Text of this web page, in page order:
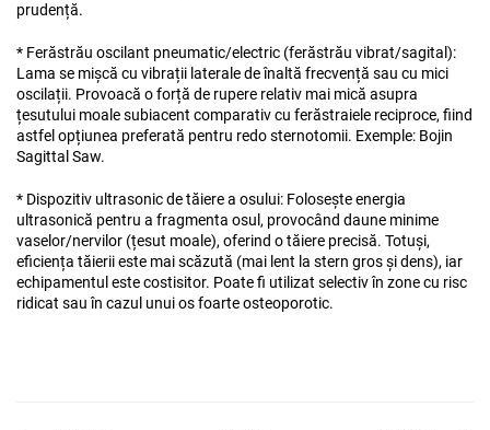
prudență.
* Ferăstrău oscilant pneumatic/electric (ferăstrău vibrat/sagital):
Lama se mișcă cu vibrații laterale de înaltă frecvență sau cu mici
oscilații. Provoacă o forță de rupere relativ mai mică asupra
țesutului moale subiacent comparativ cu ferăstraiele reciproce, fiind
astfel opțiunea preferată pentru redo sternotomii. Exemple: Bojin
Sagittal Saw.
* Dispozitiv ultrasonic de tăiere a osului: Folosește energia
ultrasonică pentru a fragmenta osul, provocând daune minime
vaselor/nervilor (țesut moale), oferind o tăiere precisă. Totuși,
eficiența tăierii este mai scăzută (mai lent la stern gros și dens), iar
echipamentul este costisitor. Poate fi utilizat selectiv în zone cu risc
ridicat sau în cazul unui os foarte osteoporotic.